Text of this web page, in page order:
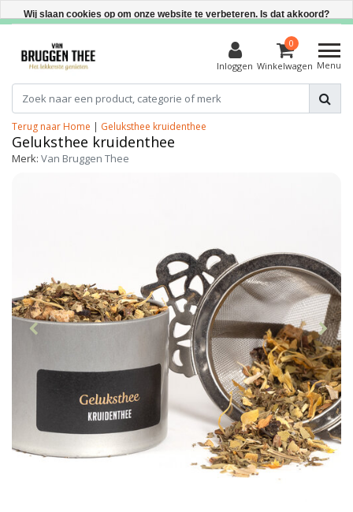
Direct uit voorraad leverbaar
Inloggen
0
Winkelwagen Menu
Terug naar Home | Geluksthee kruidenthee
Geluksthee kruidenthee
Merk: Van Bruggen Thee
Wij slaan cookies op om onze website te verbeteren. Is dat akkoord?
Meer over cookies »